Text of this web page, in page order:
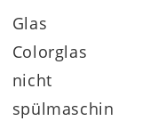
Glas
Colorglas
nicht
spülmaschin